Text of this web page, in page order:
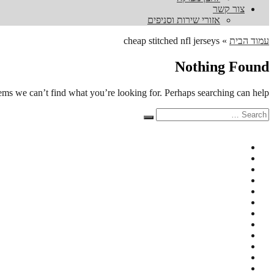
צור קשר
אזורי שירות וסניפים
עמוד הבית »
cheap stitched nfl jerseys
Nothing Found
we can’t find what you’re looking for. Perhaps searching can help.
Search
for:
Search